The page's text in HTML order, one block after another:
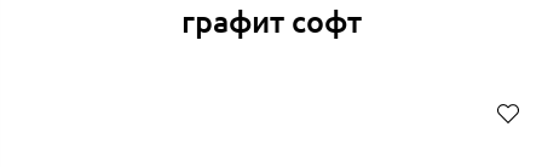
графит софт